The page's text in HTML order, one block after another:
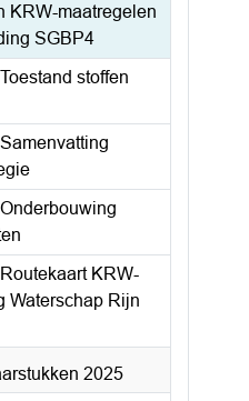
KRW-maatregelen
SGBP4
stoffen
KRW-
Waterschap Rijn
2025